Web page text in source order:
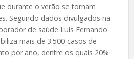
durante o verão se tornam
Segundo dados divulgados na
de saúde Luis Fernando
mais de 3.500 casos de
por ano, dentre os quais 20%